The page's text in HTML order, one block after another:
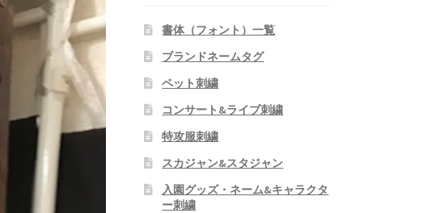
書体（フォント）一覧
ブランドネームタグ
ペット刺繍
コンサート&ライブ刺繍
特攻服刺繍
スカジャン&スタジャン
入園グッズ・ネーム&キャラクタ
ー刺繍